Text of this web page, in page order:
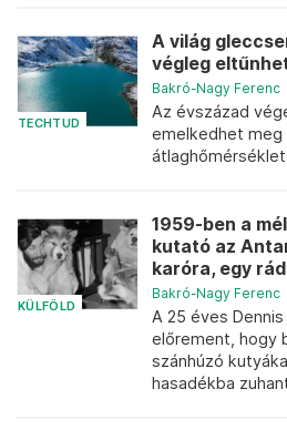
TECHTUD
A világ
végleg
Bakró-Nagy Ferenc
Az évszázad
emelkedhet meg
KÜLFÖLD
1959-ben a
kutató az
karóra, egy
Bakró-Nagy Ferenc
A 25 éves
előrement, hogy
szánhúzó
hasadékba